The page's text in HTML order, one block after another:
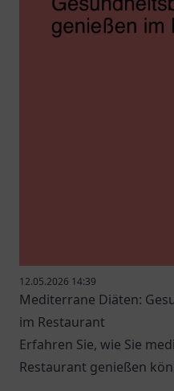
12.05.2026 14:39
Mediterrane Diäten:
im Restaurant
Erfahren Sie, wie Sie
Restaurant genießen